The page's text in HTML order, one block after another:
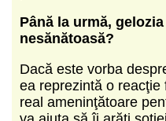
Până la urmă,
nesănătoasă?
Dacă este vorba
ea reprezintă o
real ameninţătoare